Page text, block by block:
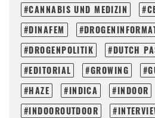
CANNABIS UND MEDIZIN
DINAFEM
DROGENPOLITIK
DUTCH
EDITORIAL
GROWING
HAZE
INDICA
INDOOR
INDOOROUTDOOR